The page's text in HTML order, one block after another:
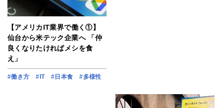
【アメリカIT業界で働く①】
仙台から米テック企業へ 「仲
良くなりたければメシを食
え」
#働き方 #IT #日本食 #多様性